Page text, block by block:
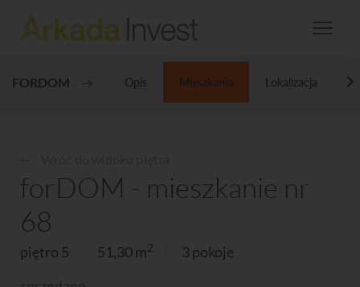
FORDOM Opis Mieszkania Lokalizacja
forDOM - mieszkanie nr
68
piętro 5 51,30 m2
3 pokoje